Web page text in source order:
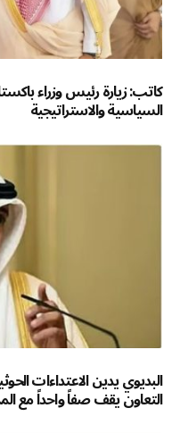
كاتب: زيارة رئيس وزراء
السياسية والاستراتيجية
البديوي يدين الاعتداءات
التعاون يقف صفاً واحداً مع